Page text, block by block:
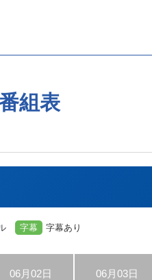
組表
字幕 字幕あり
06月02日
06月03日